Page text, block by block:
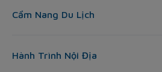
Cẩm Nang Du Lịch
Hành Trình Nội Địa